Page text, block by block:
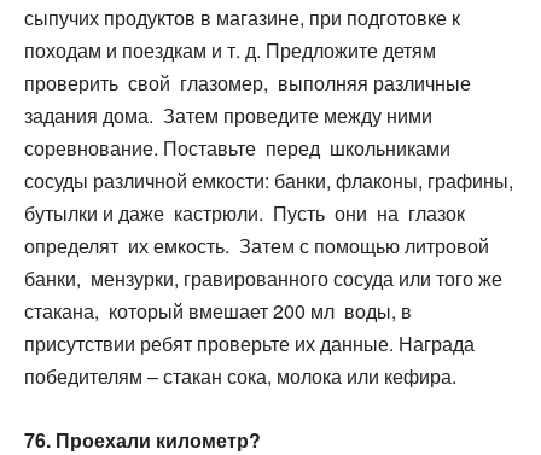
сыпучих продуктов в магазине, при подготовке к
походам и поездкам и т. д. Предложите детям
проверить свой глазомер, выполняя различные
задания дома. Затем проведите между ними
соревнование. Поставьте перед школьниками
сосуды различной емкости: банки, флаконы, графины,
бутылки и даже кастрюли. Пусть они на глазок
определят их емкость. Затем с помощью литровой
банки, мензурки, гравированного сосуда или того же
стакана, который вмешает 200 мл воды, в
присутствии ребят проверьте их данные. Награда
победителям – стакан сока, молока или кефира.
76. Проехали километр?